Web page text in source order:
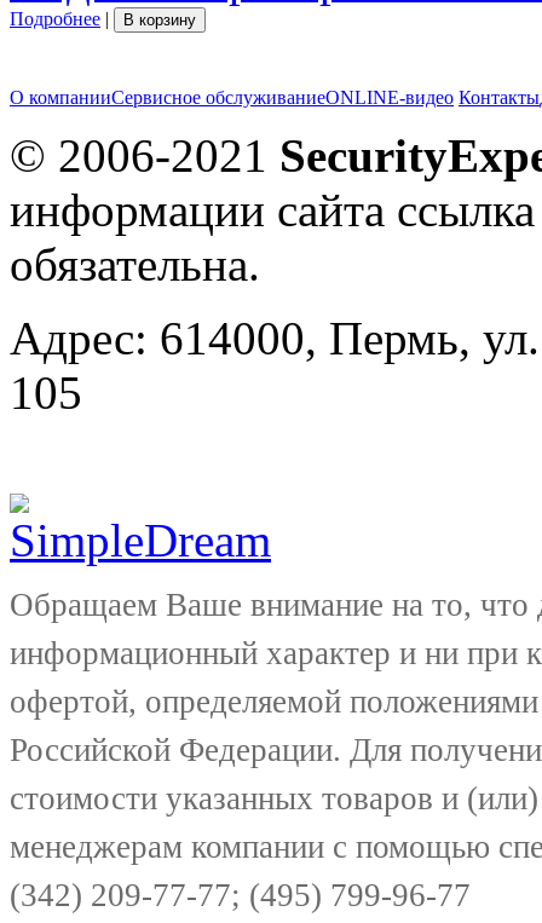
Подробнее | В корзину
О компанииСервисное обслуживаниеONLINE-видео Контакты
© 2006-2021
информации сайта
обязательна.
Адрес: 614000, Пермь,
105
Обращаем Ваше внимание на то, что
информационный характер и ни при
офертой, определяемой
Российской Федерации. Для
стоимости указанных товаров и
менеджерам компании с помощью
(342) 209-77-77; (495) 799-96-77